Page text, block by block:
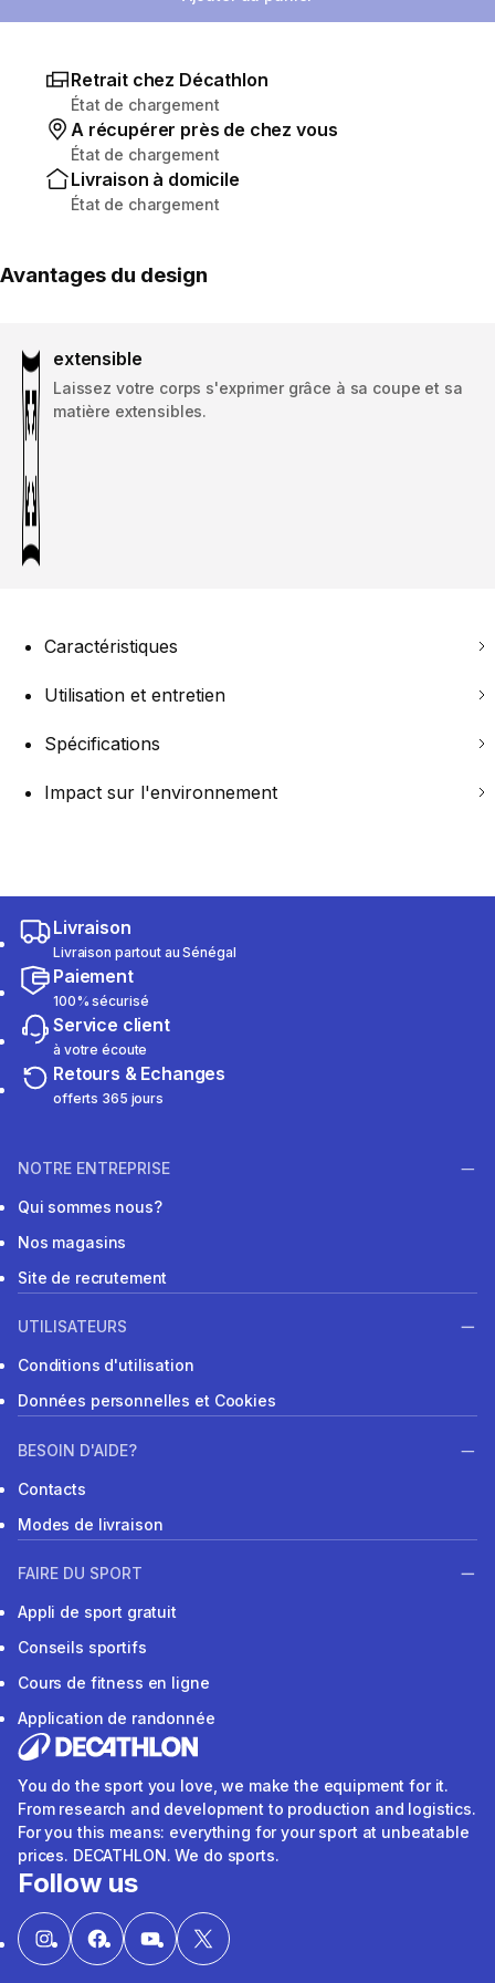
Retrait chez Décathlon
État de chargement
A récupérer près de chez vous
État de chargement
Livraison à domicile
État de chargement
Avantages du design
extensible
Laissez votre corps s'exprimer grâce à sa coupe et sa
matière extensibles.
Caractéristiques
Utilisation et entretien
Spécifications
Impact sur l'environnement
Livraison
Livraison partout au Sénégal
Paiement
100% sécurisé
Service client
à votre écoute
Retours & Echanges
offerts 365 jours
NOTRE ENTREPRISE
Qui sommes nous?
Nos magasins
Site de recrutement
UTILISATEURS
Conditions d'utilisation
Données personnelles et Cookies
BESOIN D'AIDE?
Contacts
Modes de livraison
FAIRE DU SPORT
Appli de sport gratuit
Conseils sportifs
Cours de fitness en ligne
Application de randonnée
You do the sport you love, we make the equipment for it.
From research and development to production and logistics.
For you this means: everything for your sport at unbeatable
prices. DECATHLON. We do sports.
Follow us